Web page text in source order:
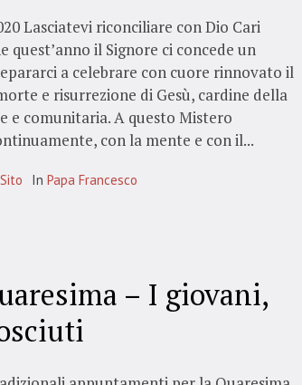
Lasciatevi riconciliare con Dio Cari
quest’anno il Signore ci concede un
a celebrare con cuore rinnovato il
e risurrezione di Gesù, cardine della
e comunitaria. A questo Mistero
con la mente e con il...
In Papa Francesco
– I giovani,